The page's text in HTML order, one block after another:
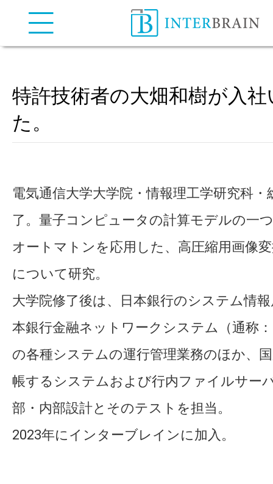
特許技術者の大畑和樹が入
た。
電気通信大学大学院・情報理工学研究科・
了。量子コンピュータの計算モデルの一
オートマトンを応用した、高圧縮用画像
について研究。
大学院修了後は、日本銀行のシステム情
本銀行金融ネットワークシステム（通称
の各種システムの運行管理業務のほか、
帳するシステムおよび行内ファイルサー
部・内部設計とそのテストを担当。
2023年にインターブレインに加入。